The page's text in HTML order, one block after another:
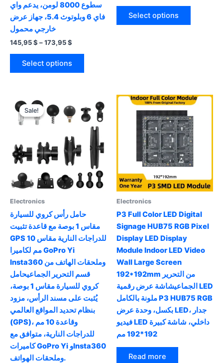
سطوع 8000 لومن، يدعم واي
فاي 6 وبلوتوث 5.4، جهاز عرض
خارجي محمول
145,95$ –173,95$
Select options
This
variants.
The
options
may
be
chosen
on
the
page
through
Select options
This
be
chosen
on
the
product
page
Sale!
Sale!
Electronics
حامل رأس كروي للسيارة
مقاس 1 بوصة مع قاعدة تثبيت
GPS للدراجات النارية مقاس 10
مم لكاميرا GoPro Yi
Insta360 وملحقات الهاتف من
قسم التحرير الجماعيحامل
كروي للسيارة مقاس 1 بوصة،
يُثبت على مسند الرأس، مزود
بنظام تحديد المواقع العالمي
(GPS)، وقاعدة 10 مم
للدراجات النارية، متوافق مع
كاميرات GoPro Yi وInsta360
وملحقات الهواتف.
Electronics
P3 Full Color LED Digital
Signage HUB75 RGB Pixel
Display LED Display
Module Indoor LED Video
Wall Large Screen
192*192mm من التحرير
الجماعيشاشة عرض رقمية LED
ملونة بالكامل P3 HUB75 RGB
بكسل، وحدة عرض LED، جدار
فيديو LED داخلي، شاشة كبيرة
192*192 مم
Read more